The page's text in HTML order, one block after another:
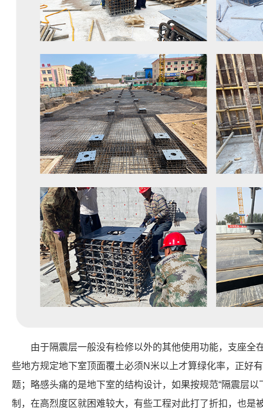
由于隔震层一般没有检修以外的其他使用功能，支座全
些地方规定地下室顶面覆土必须N米以上才算绿化率，正好
题；略感头痛的是地下室的结构设计，如果按规范“隔震层
制，在高烈度区就困难较大，有些工程对此打了折扣，也是